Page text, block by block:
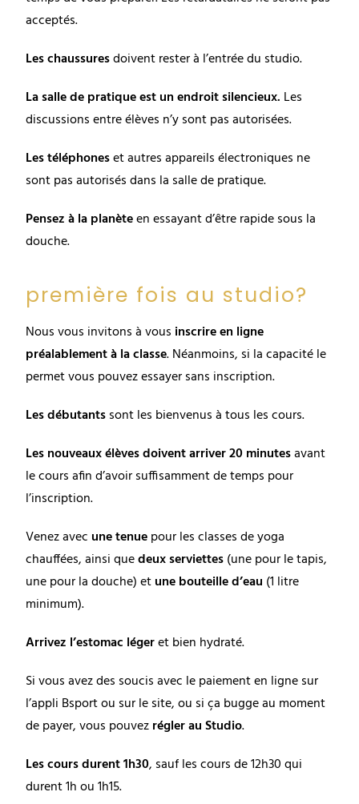
acceptés.
Les chaussuresdoivent rester à l’entrée du studio.
La salle de pratique est un endroit silencieux. Les
discussions entre élèves n’y sont pas autorisées.
Les téléphoneset autres appareils électroniques ne
sont pas autorisés dans la salle de pratique.
Pensez à la planèteen essayant d’être rapide sous la
douche.
première fois au studio?
Nous vous invitons à vous inscrire en ligne
préalablement à la classe. Néanmoins, si la capacité le
permet vous pouvez essayer sans inscription.
Les débutantssont les bienvenus à tous les cours.
Les nouveaux élèves doivent arriver 20 minutesavant
le cours afin d’avoir suffisamment de temps pour
l’inscription.
Venez avec une tenuepour les classes de yoga
chauffées, ainsi quedeux serviettes(une pour le tapis,
une pour la douche) etune bouteille d’eau (1 litre
minimum).
Arrivez l’estomac légeret bien hydraté.
Si vous avez des soucis avec le paiement en ligne sur
l’appli Bsport ou sur le site, ou si ça bugge au moment
de payer, vous pouvezrégler au Studio.
Les cours durent 1h30, sauf les cours de 12h30 qui
durent 1h ou 1h15.